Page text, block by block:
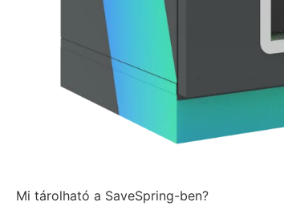
Mi tárolható a SaveSpring-ben?